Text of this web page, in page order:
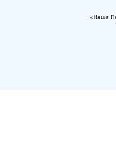
«Наша